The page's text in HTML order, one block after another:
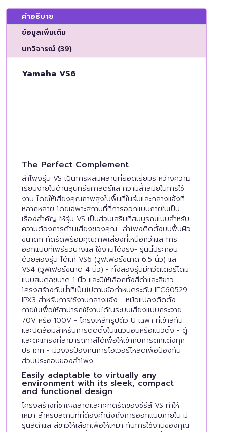
คำอธิบาย
ข้อมูลเพิ่มเติม
บทวิจารณ์ (39)
Yamaha VS6
The Perfect Complement
ลำโพงรุ่น VS เป็นการผสมผสานที่ยอดเยี่ยมระหว่างความ
เรียบง่ายในด้านสุนทรียศาสตร์และความล้ำสมัยในการใช้
งาน โดยให้เสียงคุณภาพสูงในพื้นที่ในร่มและกลางแจ้งที่
หลากหลาย โดยเฉพาะสถานที่ที่การออกแบบภายในเป็น
เรื่องสำคัญ ให้รุ่น VS เป็นส่วนเสริมที่สมบูรณ์แบบสำหรับ
ความต้องการด้านเสียงของคุณ- ลำโพงติดตั้งบนพื้นผิว
ขนาดกะทัดรัดพร้อมคุณภาพเสียงที่เหนือกว่าและการ
ออกแบบที่เพรียวบางและใช้งานได้จริง- รุ่นนี้ประกอบ
ด้วยสองรุ่น ได้แก่ VS6 (วูฟเฟอร์ขนาด 6.5 นิ้ว) และ
VS4 (วูฟเฟอร์ขนาด 4 นิ้ว) - ทั้งสองรุ่นมีทวีตเตอร์โดม
แบบสมดุลขนาด 1 นิ้ว และมีให้เลือกทั้งสีดำและสีขาว -
โครงสร้างกันน้ำที่เป็นไปตามข้อกำหนดระดับ IEC60529
IPX3 สำหรับการใช้งานกลางแจ้ง - หม้อแปลงติดตั้ง
ภายในเพื่อให้สามารถใช้งานได้ในระบบเสียงแบบกระจาย
70V หรือ 100V - โครงเหล็กรูปตัว U เฉพาะที่เข้าสีกัน
และปิดล้อมสำหรับการติดตั้งในแนวนอนหรือแนวตั้ง - ตู้
และตะแกรงที่สามารถทาสีได้เพื่อให้เข้ากับการตกแต่งทุก
ประเภท - มีวงจรป้องกันการโอเวอร์โหลดเพื่อป้องกัน
ส่วนประกอบของลำโพง
Easily adaptable to virtually any
environment with its sleek, compact
and functional design
โครงสร้างที่ชาญฉลาดและกะทัดรัดของซีรีส์ VS ทำให้
เหมาะสำหรับสถานที่ที่ต้องคำนึงถึงการออกแบบภายใน มี
รุ่นสีดำและสีขาวให้เลือกเพื่อให้เหมาะกับการใช้งานของคุณ